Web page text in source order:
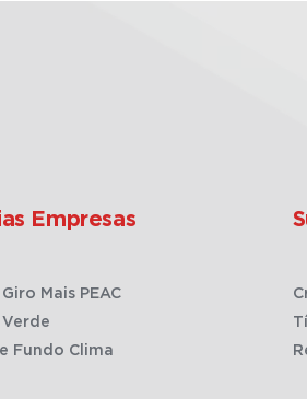
Empresas
Giro Mais PEAC
Verde
Fundo Clima